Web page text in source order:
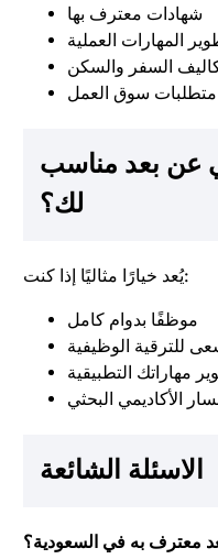
شهادات معترف بها
المهارات العملية
السفر والسكن
متطلبات سوق العمل
عن بعد مناسب
لك؟
يُعد خيارًا مثاليًا إذا كنت:
موظفًا بدوام كامل
للترقية الوظيفية
مهاراتك التطبيقية
الأكاديمي البحثي
الاسئلة الشائعة
معترف به في السعودية؟